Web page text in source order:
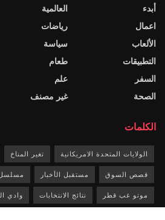
أبدء
اعمال
الألعاب
التطبيقات
السفر
الصحة
العالمية
رياضات
سياسة
طعام
علم
غير مصنف
الكلمات
الولايات المتحدة الامريكانية تغير المناخ
قصص السوق مستقبل الأخبار مسلسل
موتو غب قطر نتائج الانتخابات وادي